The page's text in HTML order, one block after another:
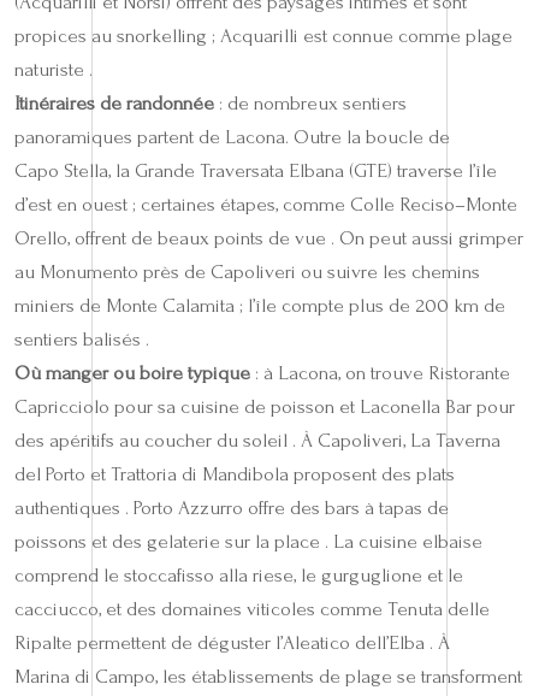
propices au snorkelling ; Acquarilli est connue comme plage
naturiste .
Itinéraires de randonnée : de nombreux sentiers
panoramiques partent de Lacona. Outre la boucle de
Capo Stella, la Grande Traversata Elbana (GTE) traverse l’île
d’est en ouest ; certaines étapes, comme Colle Reciso–Monte
Orello, offrent de beaux points de vue . On peut aussi grimper
au Monumento près de Capoliveri ou suivre les chemins
miniers de Monte Calamita ; l’île compte plus de 200 km de
sentiers balisés .
Où manger ou boire typique : à Lacona, on trouve Ristorante
Capricciolo pour sa cuisine de poisson et Laconella Bar pour
des apéritifs au coucher du soleil . À Capoliveri, La Taverna
del Porto et Trattoria di Mandibola proposent des plats
authentiques . Porto Azzurro offre des bars à tapas de
poissons et des gelaterie sur la place . La cuisine elbaise
comprend le stoccafisso alla riese, le gurguglione et le
cacciucco, et des domaines viticoles comme Tenuta delle
Ripalte permettent de déguster l’Aleatico dell’Elba . À
Marina di Campo, les établissements de plage se transforment